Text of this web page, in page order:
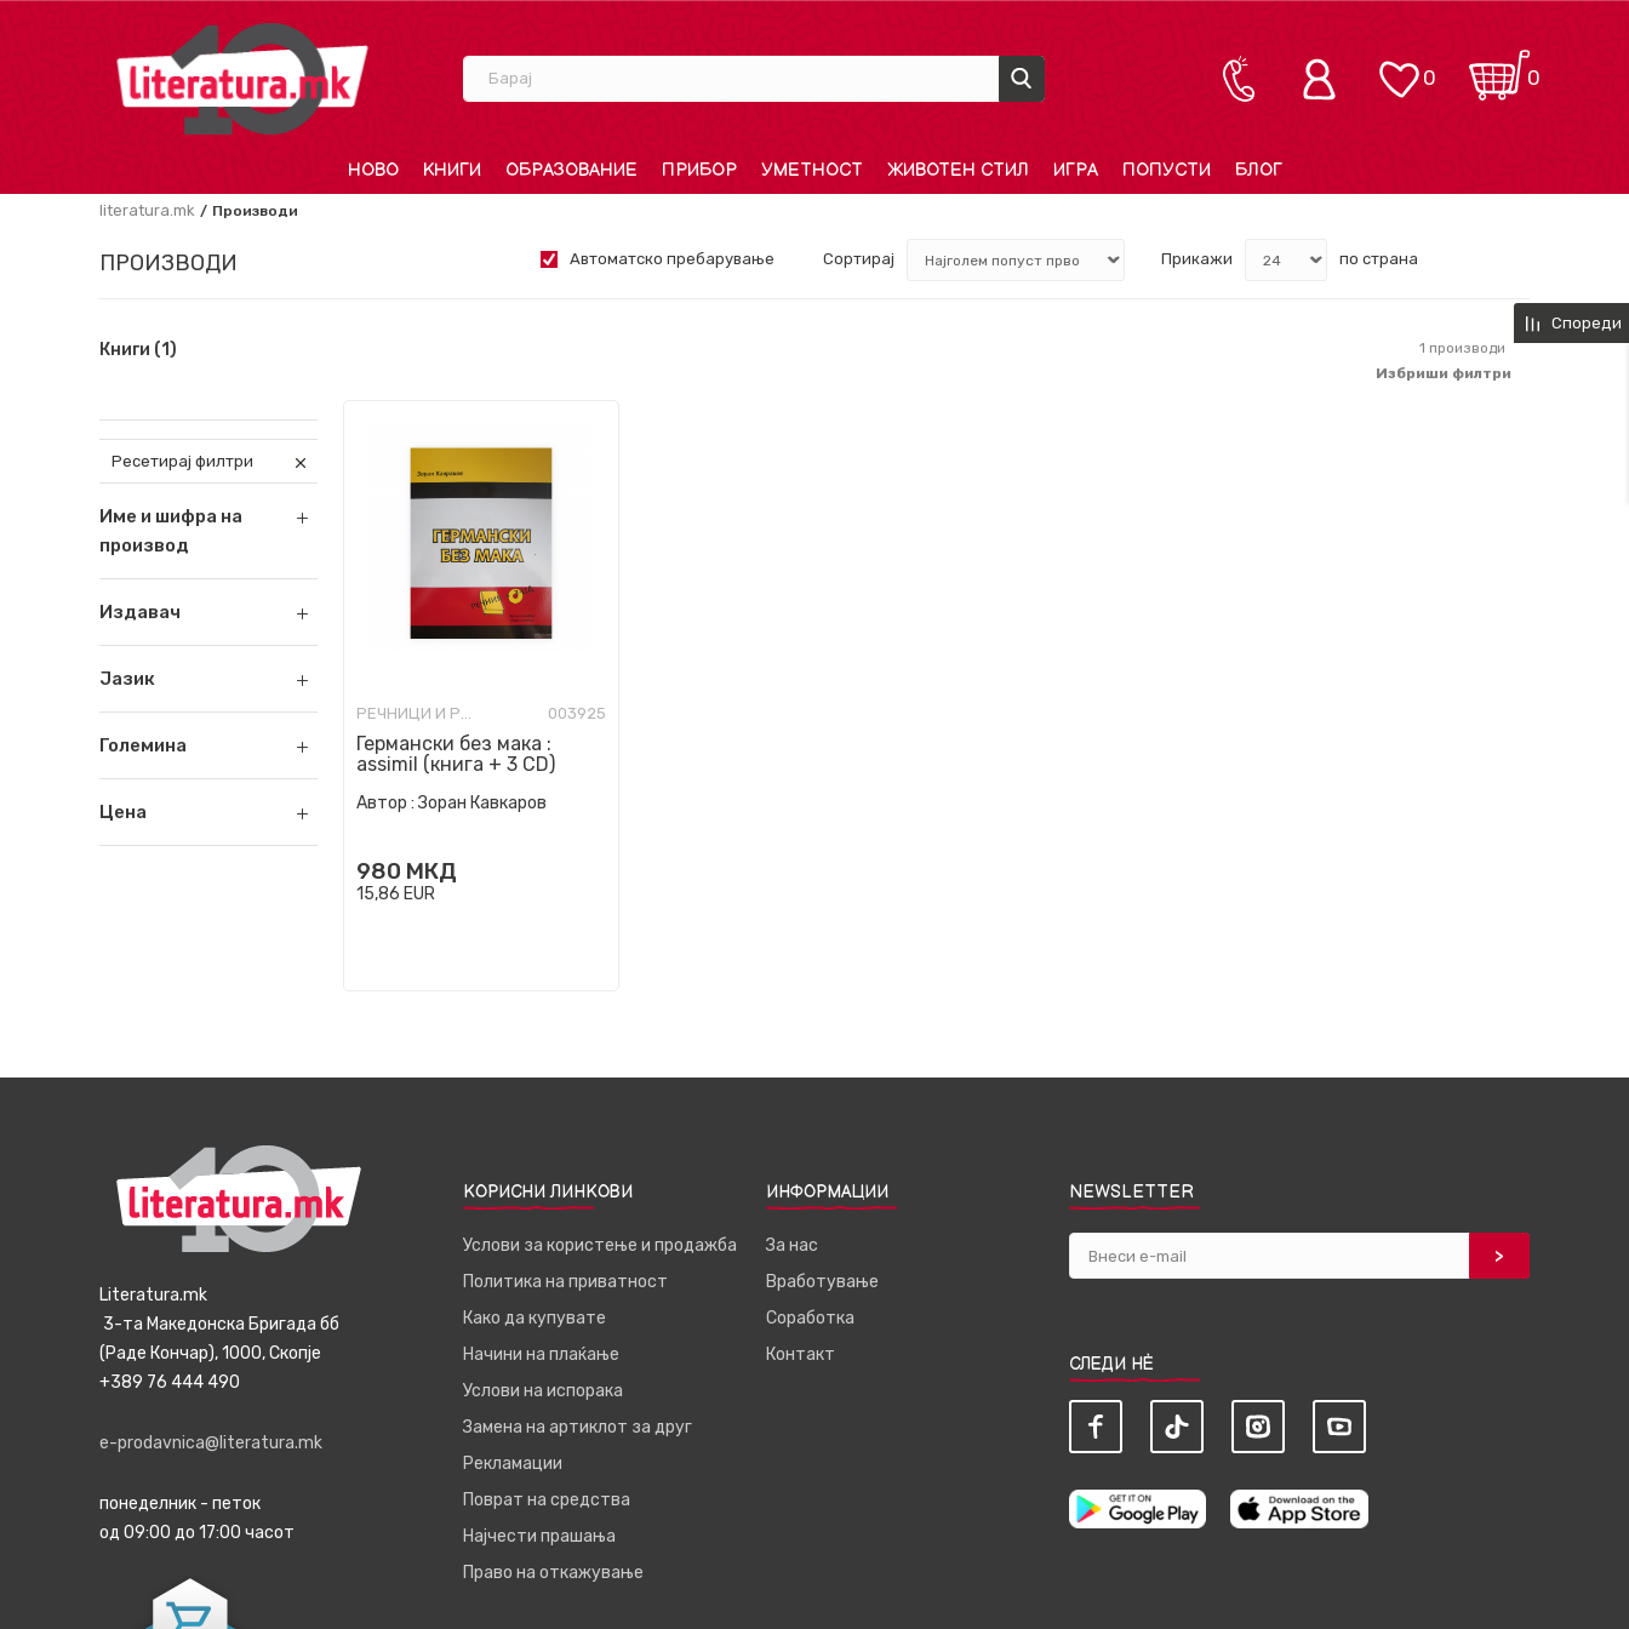
Барај 0
0
НОВО КНИГИ ОБРАЗОВАНИЕ ПРИБОР УМЕТНОСТ ЖИВОТЕН СТИЛ ИГРА ПОПУСТИ БЛОГ
literatura.mk Производи
ПРОИЗВОДИ Автоматско пребарување Сортирај Прикажи по страна
Книги (1)
Ресетирај филтри
Име и шифра на
производ
Издавач
Јазик
Големина
Цена
1 производи
Избриши филтри
РЕЧНИЦИ И РАЗГОВОРНИЦИ 003925
Германски без мака :
assimil (книга + 3 CD)
Автор : Зоран Кавкаров
980 МКД
15,86 EUR
Спореди
Literatura.mk
3-та Македонска Бригада бб
(Раде Кончар), 1000, Скопје
+389 76 444 490
e-prodavnica@literatura.mk
понеделник - петок
од 09:00 до 17:00 часот
КОРИСНИ ЛИНКОВИ
Услови за користење и продажба
Политика на приватност
Како да купувате
Начини на плаќање
Услови на испорака
Замена на артиклот за друг
Рекламации
Поврат на средства
Најчести прашања
Право на откажување
ИНФОРМАЦИИ
За нас
Вработување
Соработка
Контакт
NEWSLETTER
СЛЕДИ НЀ